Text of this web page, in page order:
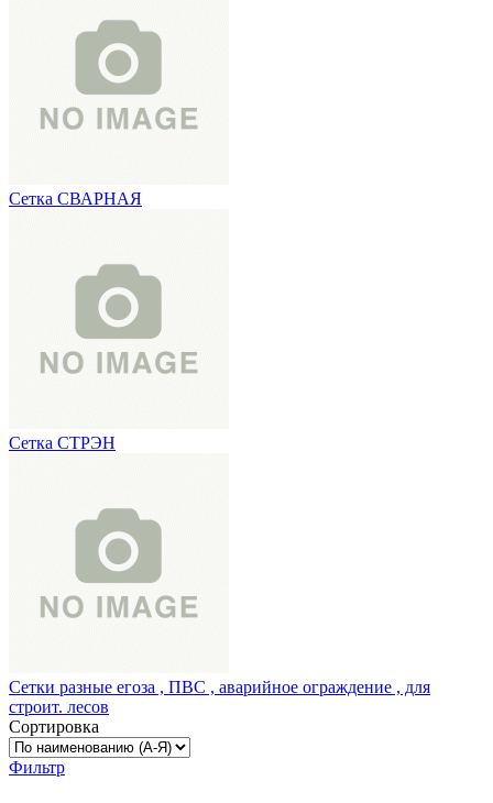
Сетка СВАРНАЯ
Сетка СТРЭН
Сетки разные егоза , ПВС , аварийное ограждение , для
строит. лесов
Сортировка
Фильтр